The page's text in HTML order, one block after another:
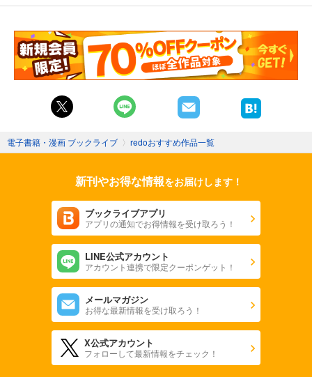
電子書籍・漫画 ブックライブ 〉 redoおすすめ作品一覧
新刊やお得な情報をお届けします！
ブックライブアプリ
アプリの通知でお得情報を受け取ろう！
LINE公式アカウント
アカウント連携で限定クーポンゲット！
メールマガジン
お得な最新情報を受け取ろう！
X公式アカウント
フォローして最新情報をチェック！